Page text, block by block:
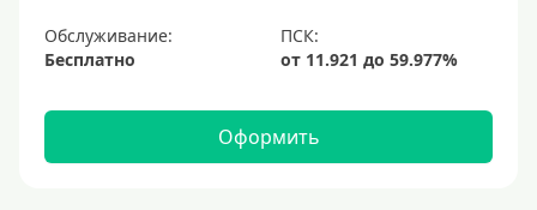
Обслуживание:
Бесплатно
Оформить